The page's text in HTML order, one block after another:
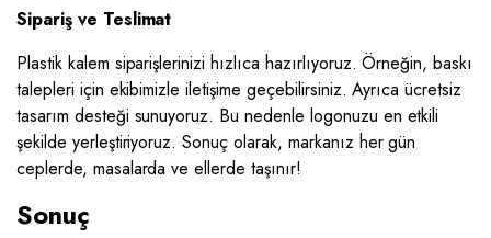
Sipariş ve Teslimat
Plastik kalem siparişlerinizi hızlıca hazırlıyoruz. Örneğin, baskı
talepleri için ekibimizle iletişime geçebilirsiniz. Ayrıca ücretsiz
tasarım desteği sunuyoruz. Bu nedenle logonuzu en etkili
şekilde yerleştiriyoruz. Sonuç olarak, markanız her gün
ceplerde, masalarda ve ellerde taşınır!
Sonuç